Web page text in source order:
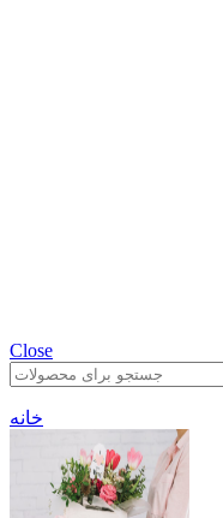
Close
خانه